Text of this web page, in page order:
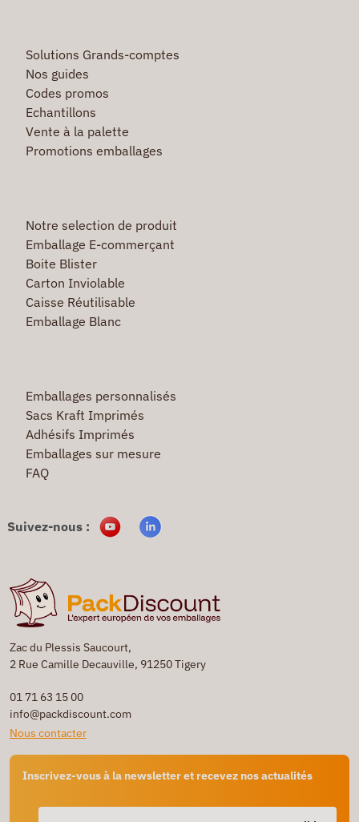
Zac du Plessis Saucourt,
2 Rue Camille Decauville, 91250 Tigery
01 71 63 15 00
info@packdiscount.com
Nous contacter
Inscrivez-vous à la newsletter et recevez nos actualités
Solutions Grands-comptes
Nos guides
Codes promos
Echantillons
Vente à la palette
Promotions emballages
Notre selection de produit
Emballage E-commerçant
Boite Blister
Carton Inviolable
Caisse Réutilisable
Emballage Blanc
Emballages personnalisés
Sacs Kraft Imprimés
Adhésifs Imprimés
Emballages sur mesure
FAQ
Suivez-nous :